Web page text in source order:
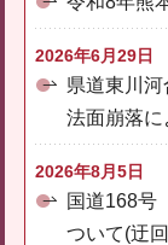
2026年6月29日
県道東川
法面崩落に
2026年8月5日
国道168号
ついて(迂